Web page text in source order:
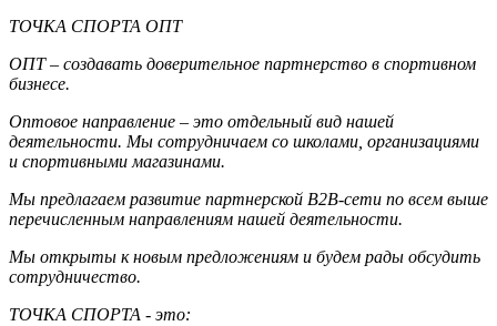
ТОЧКА СПОРТА ОПТ
ОПТ – создавать доверительное партнерство в спортивном
бизнесе.
Оптовое направление – это отдельный вид нашей
деятельности. Мы сотрудничаем со школами, организациями
и спортивными магазинами.
Мы предлагаем развитие партнерской B2B-сети по всем выше
перечисленным направлениям нашей деятельности.
Мы открыты к новым предложениям и будем рады обсудить
сотрудничество.
ТОЧКА СПОРТА - это: